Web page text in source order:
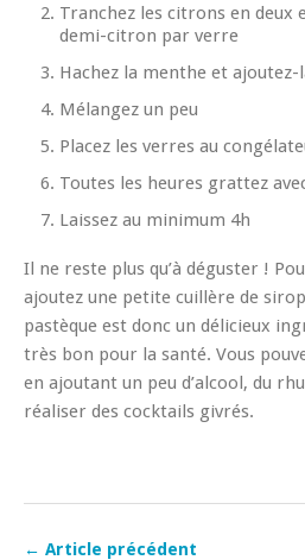
Tranchez les citrons en deux
demi-citron par verre
Hachez la menthe et ajoutez-
Mélangez un peu
Placez les verres au
Toutes les heures grattez
Laissez au minimum 4h
Il ne reste plus qu’à déguster !
ajoutez une petite cuillère de
pastèque est donc un délicieux
très bon pour la santé. Vous
en ajoutant un peu d’alcool, du
réaliser des cocktails givrés.
← Article précédent